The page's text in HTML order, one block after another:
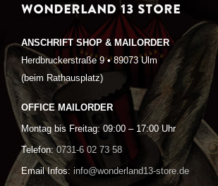
WONDERLAND 13 STORE
ANSCHRIFT SHOP & MAILORDER
Herdbruckerstraße 9 • 89073 Ulm
(beim Rathausplatz)
OFFICE MAILORDER
Montag bis Freitag: 09:00 – 17:00 Uhr
Telefon: 0731-6 02 73 58
Email Infos: info@wonderland13-store.de